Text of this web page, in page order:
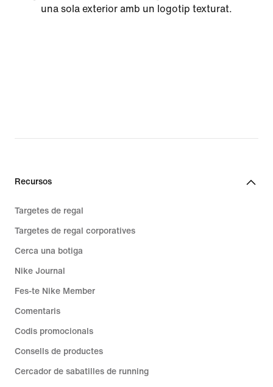
una sola exterior amb un logotip texturat.
Recursos
Targetes de regal
Targetes de regal corporatives
Cerca una botiga
Nike Journal
Fes-te Nike Member
Comentaris
Codis promocionals
Consells de productes
Cercador de sabatilles de running